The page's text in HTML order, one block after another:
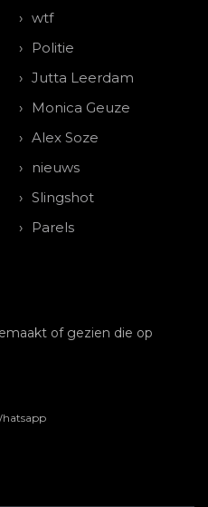
wtf
Politie
Jutta Leerdam
Monica Geuze
Alex Soze
nieuws
Slingshot
Parels
of gezien die op